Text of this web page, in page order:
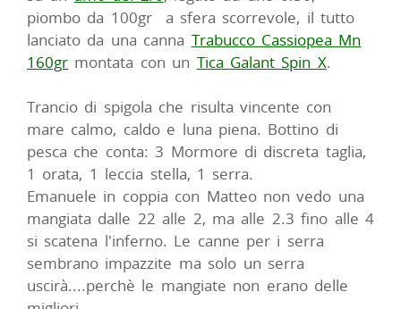
piombo da 100gr a sfera scorrevole, il tutto
lanciato da una canna Trabucco Cassiopea Mn
160gr montata con un Tica Galant Spin X.
Trancio di spigola che risulta vincente con
mare calmo, caldo e luna piena. Bottino di
pesca che conta: 3 Mormore di discreta taglia,
1 orata, 1 leccia stella, 1 serra.
Emanuele in coppia con Matteo non vedo una
mangiata dalle 22 alle 2, ma alle 2.3 fino alle 4
si scatena l'inferno. Le canne per i serra
sembrano impazzite ma solo un serra
uscirà....perchè le mangiate non erano delle